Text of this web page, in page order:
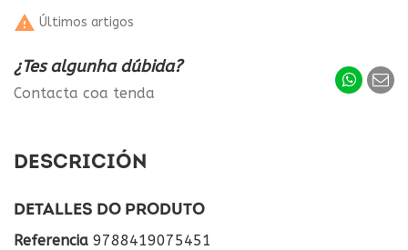
 Últimos artigos
¿Tes algunha dúbida?
Contacta coa tenda
DESCRICIÓN
DETALLES DO PRODUTO
Referencia 9788419075451